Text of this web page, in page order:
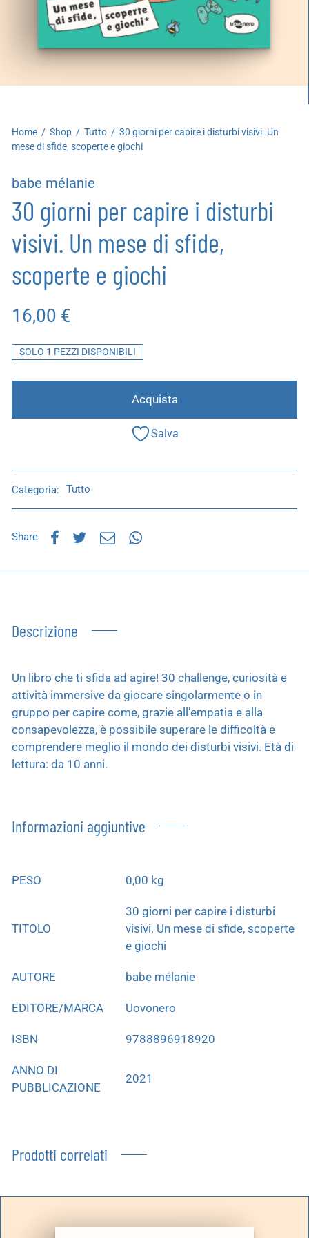
Home / Shop / Tutto / 30 giorni per capire i disturbi visivi. Un
mese di sfide, scoperte e giochi
babe mélanie
30 giorni per capire i disturbi
visivi. Un mese di sfide,
scoperte e giochi
16,00 €
SOLO 1 PEZZI DISPONIBILI
Acquista
Salva
Categoria: Tutto
Share
Descrizione
Un libro che ti sfida ad agire! 30 challenge, curiosità e
attività immersive da giocare singolarmente o in
gruppo per capire come, grazie all’empatia e alla
consapevolezza, è possibile superare le difficoltà e
comprendere meglio il mondo dei disturbi visivi. Età di
lettura: da 10 anni.
Informazioni aggiuntive
PESO 0,00 kg
TITOLO
30 giorni per capire i disturbi
visivi. Un mese di sfide, scoperte
e giochi
AUTORE babe mélanie
EDITORE/MARCA Uovonero
ISBN 9788896918920
ANNO DI
PUBBLICAZIONE
2021
Prodotti correlati